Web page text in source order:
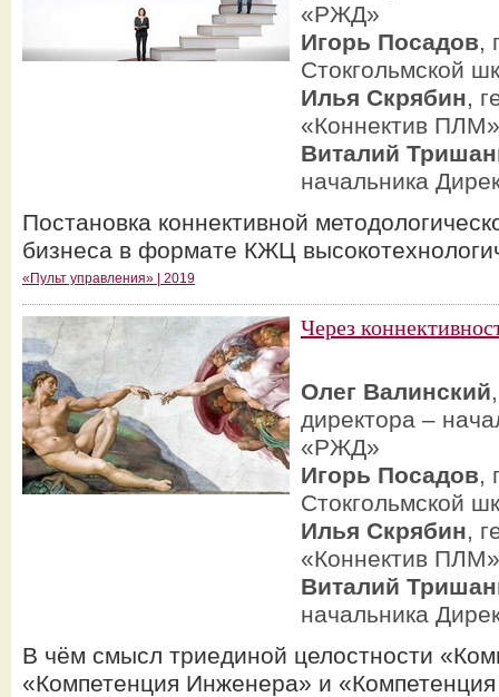
«РЖД»
Игорь Посадов,
Стокгольмской
Илья Скрябин,
«Коннектив ПЛМ»
Виталий
начальника
Постановка коннективной
бизнеса в формате КЖЦ
«Пульт управления» | 2019
Через
Олег Валинский
директора –
«РЖД»
Игорь Посадов,
Стокгольмской
Илья Скрябин,
«Коннектив ПЛМ»
Виталий
начальника
В чём смысл триединой целостности
«Компетенция Инженера» и